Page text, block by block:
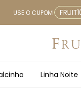
USE O CUPOM
Linha Noite